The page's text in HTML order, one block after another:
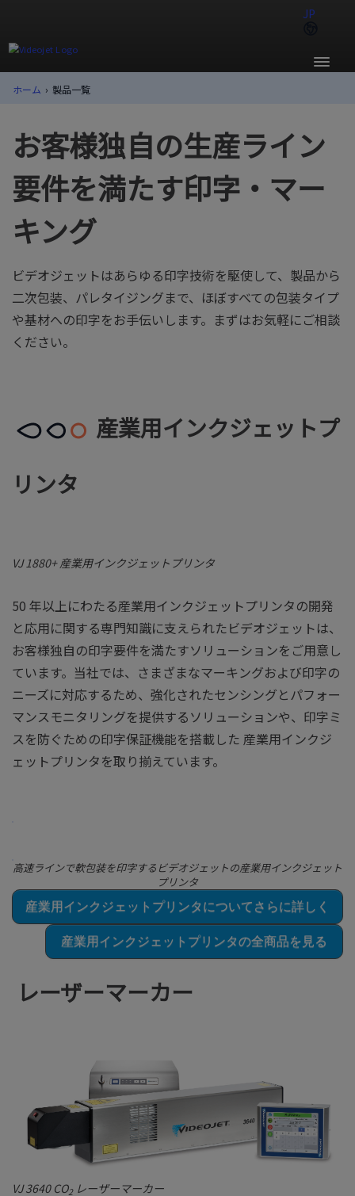
JP
ホーム › 製品一覧
お客様独自の生産ライン
要件を満たす印字・マー
キング
ビデオジェットはあらゆる印字技術を駆使して、製品から
二次包装、パレタイジングまで、ほぼすべての包装タイプ
や基材への印字をお手伝いします。まずはお気軽にご相談
ください。
産業用インクジェットプ
リンタ
VJ 1880+ 産業用インクジェットプリンタ
50 年以上にわたる産業用インクジェットプリンタの開発
と応用に関する専門知識に支えられたビデオジェットは、
お客様独自の印字要件を満たすソリューションをご用意し
ています。当社では、さまざまなマーキングおよび印字の
ニーズに対応するため、強化されたセンシングとパフォー
マンスモニタリングを提供するソリューションや、印字ミ
スを防ぐための印字保証機能を搭載した 産業用インクジ
ェットプリンタを取り揃えています。
高速ラインで軟包装を印字するビデオジェットの産業用インクジェット
プリンタ
産業用インクジェットプリンタについてさらに詳しく
産業用インクジェットプリンタの全商品を見る
レーザーマーカー
VJ 3640 CO2レーザーマーカー